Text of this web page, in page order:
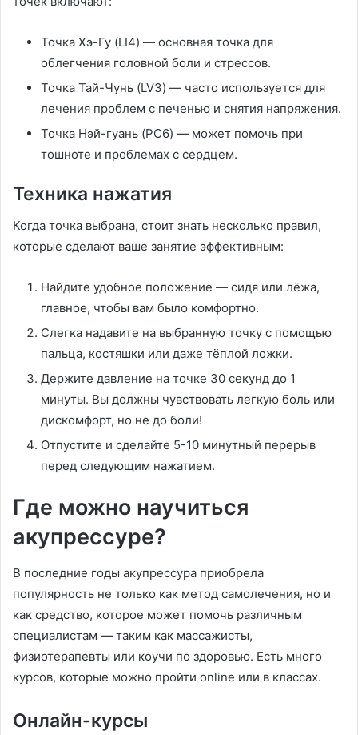
Точка Хэ-Гу (LI4) — основная точка для
облегчения головной боли и стрессов.
Точка Тай-Чунь (LV3) — часто используется для
лечения проблем с печенью и снятия напряжения.
Точка Нэй-гуань (PC6) — может помочь при
тошноте и проблемах с сердцем.
Техника нажатия
Когда точка выбрана, стоит знать несколько правил,
которые сделают ваше занятие эффективным:
Найдите удобное положение — сидя или лёжа,
главное, чтобы вам было комфортно.
Слегка надавите на выбранную точку с помощью
пальца, костяшки или даже тёплой ложки.
Держите давление на точке 30 секунд до 1
минуты. Вы должны чувствовать легкую боль или
дискомфорт, но не до боли!
Отпустите и сделайте 5-10 минутный перерыв
перед следующим нажатием.
Где можно научиться
акупрессуре?
В последние годы акупрессура приобрела
популярность не только как метод самолечения, но и
как средство, которое может помочь различным
специалистам — таким как массажисты,
физиотерапевты или коучи по здоровью. Есть много
курсов, которые можно пройти online или в классах.
Онлайн-курсы